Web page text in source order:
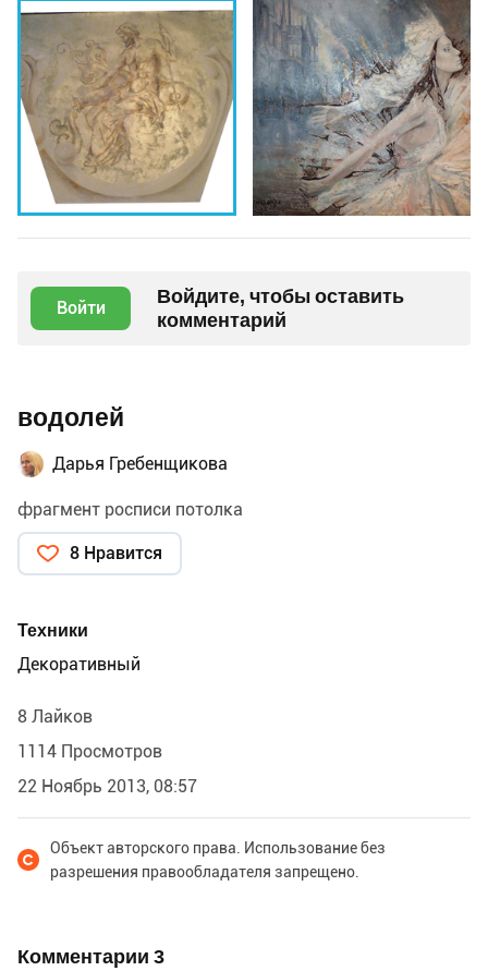
Войти
Войдите, чтобы оставить
комментарий
водолей
Дарья Гребенщикова
фрагмент росписи потолка
8 Нравится
Техники
Декоративный
8 Лайков
1114 Просмотров
22 Ноябрь 2013, 08:57
Объект авторского права. Использование без
разрешения правообладателя запрещено.
Комментарии 3